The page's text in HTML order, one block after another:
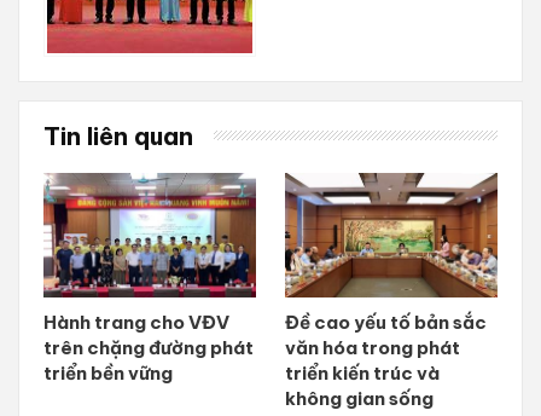
Tin liên quan
Hành trang cho VĐV
trên chặng đường phát
triển bền vững
Đề cao yếu tố bản sắc
văn hóa trong phát
triển kiến trúc và
không gian sống